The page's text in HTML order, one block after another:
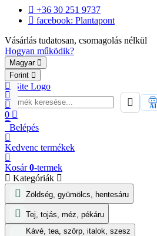
+36 30 251 9737
facebook: Plantapont
Vásárlás tudatosan, csomagolás nélkül
Hogyan működik?
Magyar
Forint
0
AI
Belépés
Kedvenc termékek
Kosár 0-termek
Kategóriák
Zöldség, gyümölcs, hentesáru
Tej, tojás, méz, pékáru
Kávé, tea, szörp, italok, szesz